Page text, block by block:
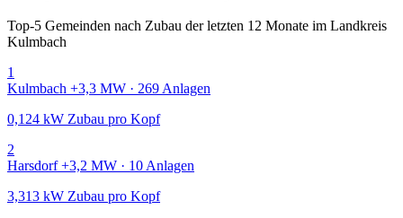
Top-5 Gemeinden nach Zubau der letzten 12 Monate im Landkreis
Kulmbach
1
Kulmbach +3,3 MW · 269 Anlagen
0,124 kW Zubau pro Kopf
2
Harsdorf +3,2 MW · 10 Anlagen
3,313 kW Zubau pro Kopf